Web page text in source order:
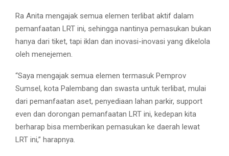
Ra Anita mengajak semua elemen terlibat aktif dalam
pemanfaatan LRT ini, sehingga nantinya pemasukan bukan
hanya dari tiket, tapi iklan dan inovasi-inovasi yang dikelola
oleh menejemen.
“Saya mengajak semua elemen termasuk Pemprov
Sumsel, kota Palembang dan swasta untuk terlibat, mulai
dari pemanfaatan aset, penyediaan lahan parkir, support
even dan dorongan pemanfaatan LRT ini, kedepan kita
berharap bisa memberikan pemasukan ke daerah lewat
LRT ini,” harapnya.